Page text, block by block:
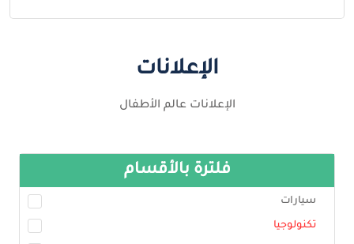
الإعلانات
الإعلانات عالم الأطفال
فلترة بالأقسام
سيارات
تكنولوجيا